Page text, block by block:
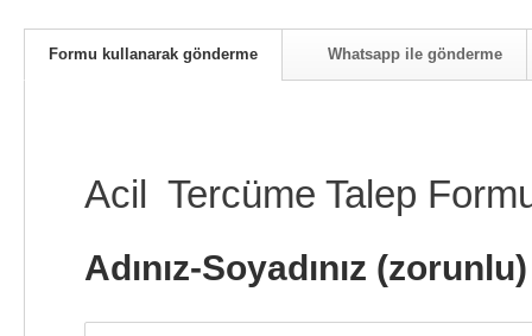
Formu kullanarak gönderme Whatsapp ile gönderme
Acil Tercüme Talep
Adınız-Soyadınız (zorunlu)